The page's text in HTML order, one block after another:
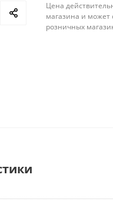
Цена
магазина и может
розничных